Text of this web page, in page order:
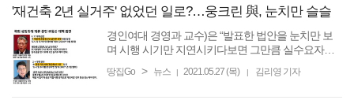
'재건축 2년 실거주' 없었던 일로?…웅크린 與, 눈치만 슬슬
경인여대 경영과 교수)은 “발표한 법안을 눈치만 보
며 시행 시기만 지연시키다보면 그만큼 실수요자들
과 정부가 책임을 지고 명확하게 입장을정리
땅집Go > 뉴스 | 2021.05.27 (목) | 김리영 기자